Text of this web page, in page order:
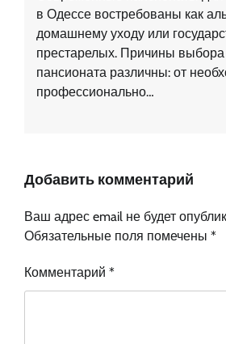
в Одессе востребованы как
домашнему уходу или
престарелых. Причины выбора
пансионата различны: от
профессионально…
Добавить комментарий
Ваш адрес email не будет
Обязательные поля помечены *
Комментарий *